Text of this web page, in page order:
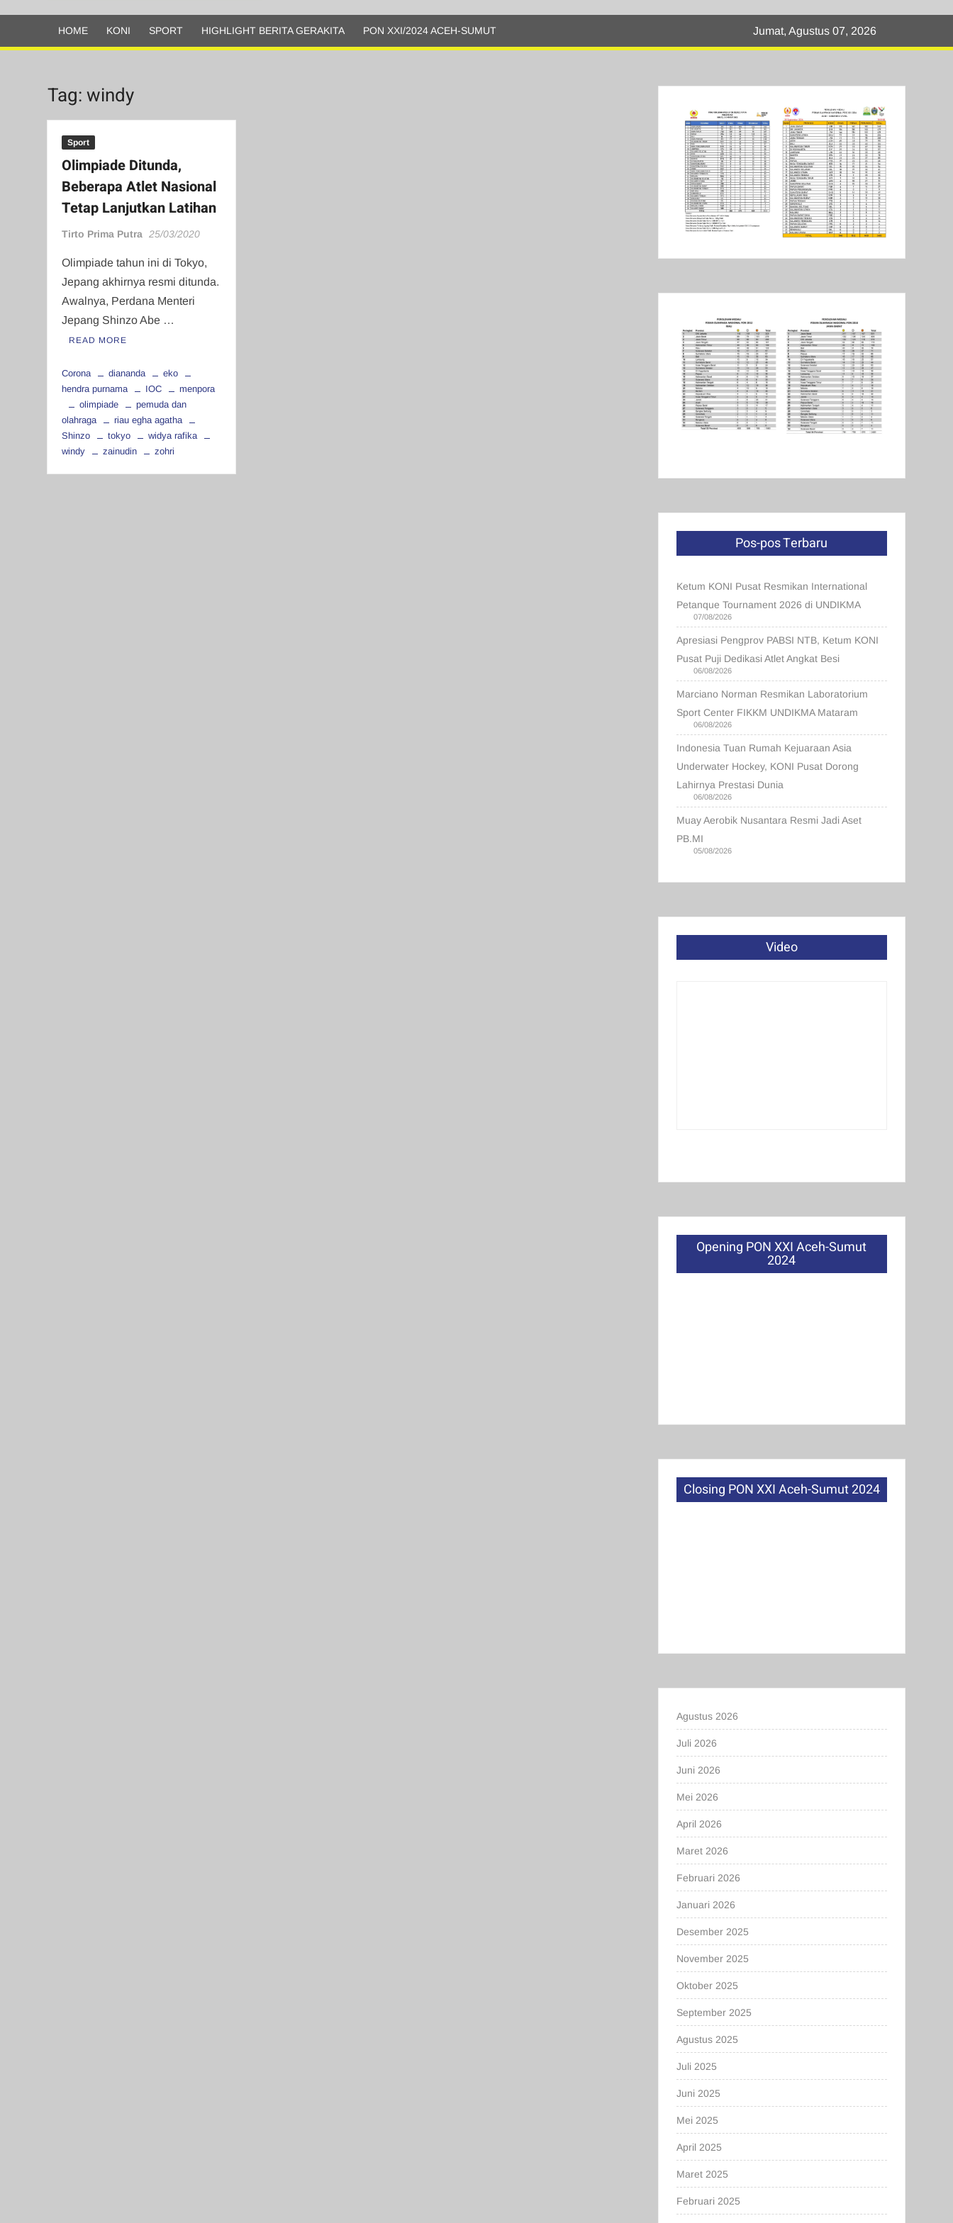
Olahraga
HOME KONI SPORT HIGHLIGHT BERITA GERAKITA PON XXI/2024 ACEH-SUMUT Jumat, Agustus 07, 2026
Tag:windy
Sport
Olimpiade Ditunda,
Beberapa Atlet Nasional
Tetap Lanjutkan Latihan
Tirto Prima Putra 25/03/2020
Olimpiade tahun ini di Tokyo,
Jepang akhirnya resmi ditunda.
Awalnya, Perdana Menteri
Jepang Shinzo Abe …
READ MORE
Corona diananda
eko
hendra purnama
IOC
menpora
olimpiade
pemuda dan
olahraga
riau egha agatha
Shinzo
tokyo
widya rafika
windy
zainudin zohri
Pos-pos Terbaru
Ketum KONI Pusat Resmikan International
Petanque Tournament 2026 di UNDIKMA
07/08/2026
Apresiasi Pengprov PABSI NTB, Ketum KONI
Pusat Puji Dedikasi Atlet Angkat Besi
06/08/2026
Marciano Norman Resmikan Laboratorium
Sport Center FIKKM UNDIKMA Mataram
06/08/2026
Indonesia Tuan Rumah Kejuaraan Asia
Underwater Hockey, KONI Pusat Dorong
Lahirnya Prestasi Dunia
06/08/2026
Muay Aerobik Nusantara Resmi Jadi Aset
PB.MI
05/08/2026
Video
Opening PON XXI Aceh-Sumut
2024
Closing PON XXI Aceh-Sumut 2024
Agustus 2026
Juli 2026
Juni 2026
Mei 2026
April 2026
Maret 2026
Februari 2026
Januari 2026
Desember 2025
November 2025
Oktober 2025
September 2025
Agustus 2025
Juli 2025
Juni 2025
Mei 2025
April 2025
Maret 2025
Februari 2025